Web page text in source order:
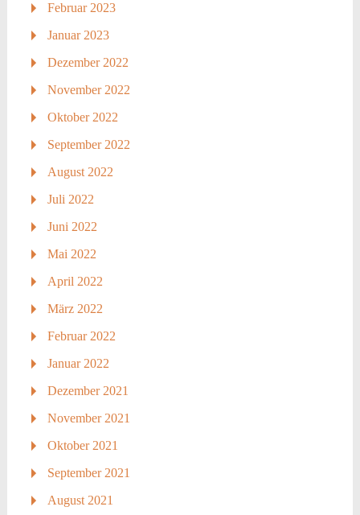
Februar 2023
Januar 2023
Dezember 2022
November 2022
Oktober 2022
September 2022
August 2022
Juli 2022
Juni 2022
Mai 2022
April 2022
März 2022
Februar 2022
Januar 2022
Dezember 2021
November 2021
Oktober 2021
September 2021
August 2021